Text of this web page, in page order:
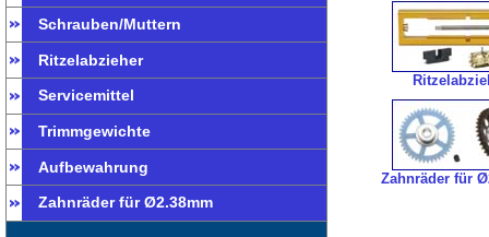
Schrauben/Muttern
Ritzelabzieher
Servicemittel
Trimmgewichte
Aufbewahrung
Zahnräder für Ø2.38mm
Zahnräder für